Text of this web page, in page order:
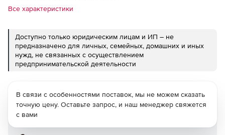
Все характеристики
Доступно только юридическим лицам и ИП – не
предназначено для личных, семейных, домашних и иных
нужд, не связанных с осуществлением
предпринимательской деятельности
В связи с особенностями поставок, мы не можем сказать
точную цену. Оставьте запрос, и наш менеджер свяжется
с вами